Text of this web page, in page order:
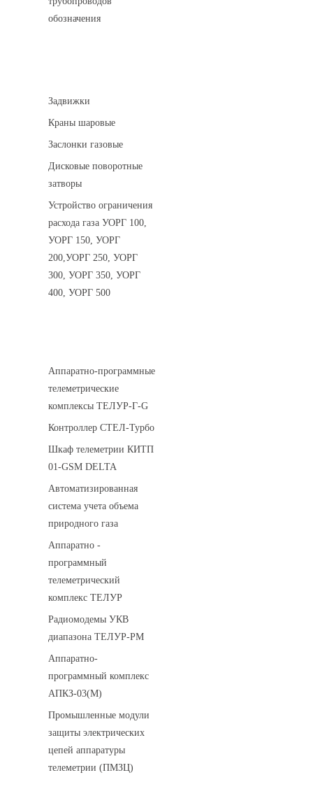
обозначения
Задвижки
Краны шаровые
Заслонки газовые
Дисковые поворотные
затворы
Устройство ограничения
расхода газа УОРГ 100,
УОРГ 150, УОРГ
200,УОРГ 250, УОРГ
300, УОРГ 350, УОРГ
400, УОРГ 500
Аппаратно-программные
телеметрические
комплексы ТЕЛУР-Г-G
Контроллер СТЕЛ-Турбо
Шкаф телеметрии КИТП
01-GSM DELTA
Автоматизированная
система учета объема
природного газа
Аппаратно -
программный
телеметрический
комплекс ТЕЛУР
Радиомодемы УКВ
диапазона ТЕЛУР-РМ
Аппаратно-
программный комплекс
АПКЗ-03(М)
Промышленные модули
защиты электрических
цепей аппаратуры
телеметрии (ПМЗЦ)